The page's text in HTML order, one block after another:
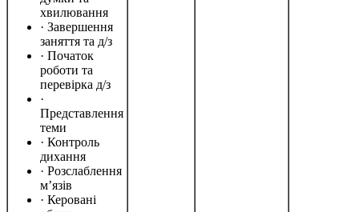
хвилювання
· Завершення
заняття та д/з
· Початок
роботи та
перевірка д/з
·
Представлення
теми
· Контроль
дихання
· Розслаблення
м’язів
· Керовані